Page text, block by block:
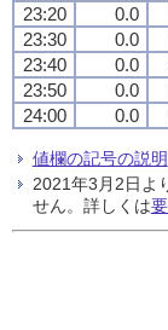
23:20
0.0
23:30
0.0
23:40
0.0
23:50
0.0
24:00
0.0
値欄の記号の説明
2021年3月2日よ
せん。詳しくは